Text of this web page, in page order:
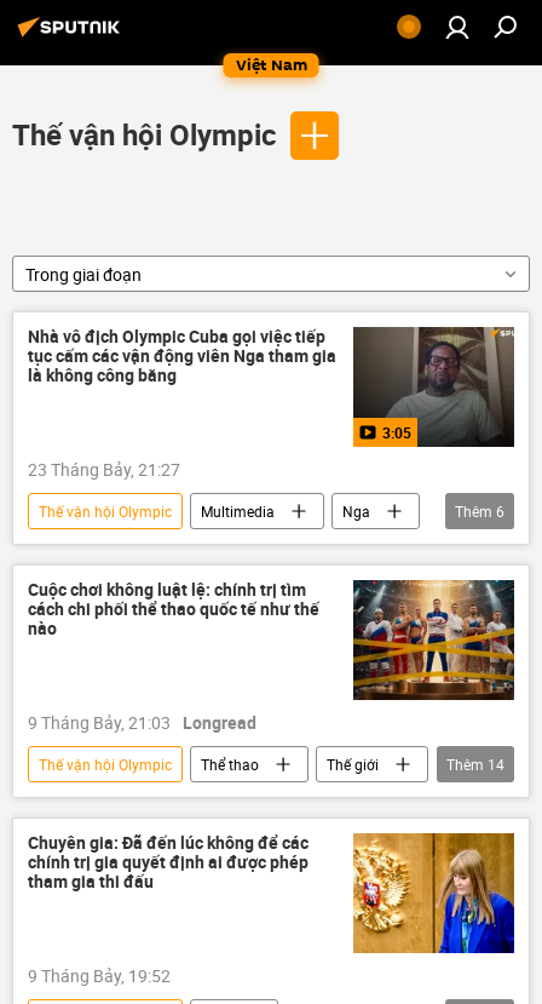
Việt Nam
Thế vận hội Olympic
Trong giai đoạn
Nhà vô địch Olympic Cuba gọi việc tiếp
tục cấm các vận động viên Nga tham gia
là không công bằng
3:05
23 Tháng Bảy, 21:27
Thế vận hội Olympic Multimedia
Nga
Quan điểm-Ý kiến
Video
Thế giới
Thể thao
Cuba
Ủy ban Olympic Quốc tế
Thêm 6
Cuộc chơi không luật lệ: chính trị tìm
cách chi phối thể thao quốc tế như thế
nào
9 Tháng Bảy, 21:03 Longread
Thế vận hội Olympic Thể thao
Thế giới
Nga
Hoa Kỳ
FIFA
phương Tây
Donald Trump
Gianni Infantino
EU
Chính trị
Ủy ban Olympic Quốc tế
Thêm 14
Chuyên gia: Đã đến lúc không để các
chính trị gia quyết định ai được phép
tham gia thi đấu
9 Tháng Bảy, 19:52